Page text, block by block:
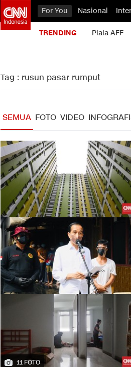
For You Nasional
TRENDING Piala AFF
Tag : rusun pasar rumput
SEMUA FOTO VIDEO
11 FOTO